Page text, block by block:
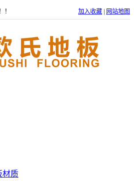
！ 加入收藏 网站地图
材质